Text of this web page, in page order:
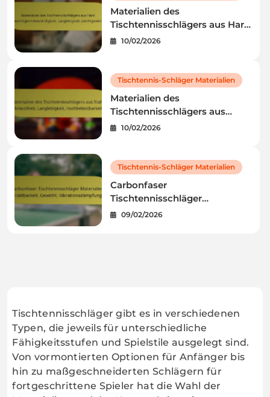
Materialien des
Tischtennisschlägers aus Harz:
Feuchtigkeitsbeständigkeit,
10/02/2026
Tischtennis-Schläger Materialien
Materialien des
Tischtennisschlägers aus
Stahl: Robustheit,
10/02/2026
Tischtennis-Schläger Materialien
Carbonfaser
Tischtennisschläger
Materialien: Haltbarkeit,
09/02/2026
Tischtennisschläger gibt es in verschiedenen
Typen, die jeweils für unterschiedliche
Fähigkeitsstufen und Spielstile ausgelegt sind.
Von vormontierten Optionen für Anfänger bis
hin zu maßgeschneiderten Schlägern für
fortgeschrittene Spieler hat die Wahl der